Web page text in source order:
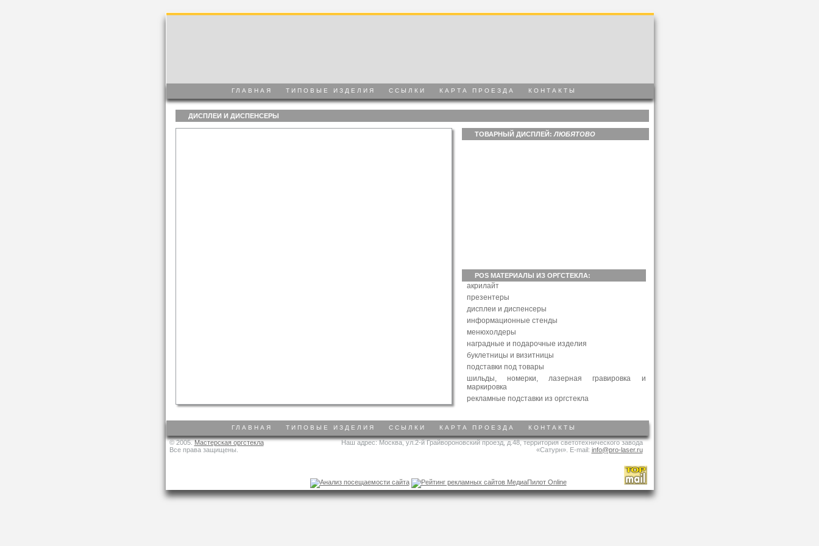
ГЛАВНАЯ ТИПОВЫЕ ИЗДЕЛИЯ ССЫЛКИ КАРТА ПРОЕЗДА КОНТАКТЫ
ДИСПЛЕИ И ДИСПЕНСЕРЫ
ТОВАРНЫЙ ДИСПЛЕЙ: ЛЮБЯТОВО
POS МАТЕРИАЛЫ ИЗ ОРГСТЕКЛА:
акрилайт
презентеры
дисплеи и диспенсеры
информационные стенды
менюхолдеры
наградные и подарочные изделия
буклетницы и визитницы
подставки под товары
шильды, номерки, лазерная гравировка и
маркировка
рекламные подставки из оргстекла
ГЛАВНАЯ ТИПОВЫЕ ИЗДЕЛИЯ ССЫЛКИ КАРТА ПРОЕЗДА КОНТАКТЫ
© 2005.Мастерская оргстекла
Все права защищены.
Наш адрес: Москва, ул.2-й Грайвороновский проезд, д.48, территория светотехнического завода
«Сатурн». E-mail: info@pro-laser.ru